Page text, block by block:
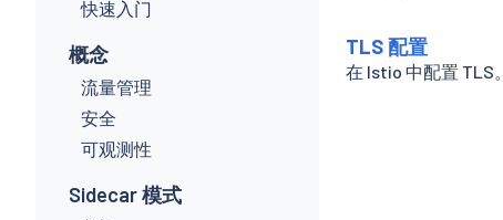
快速入门
概念
流量管理
安全
可观测性
Sidecar 模式
TLS 配置
在 Istio 中配置 TLS。